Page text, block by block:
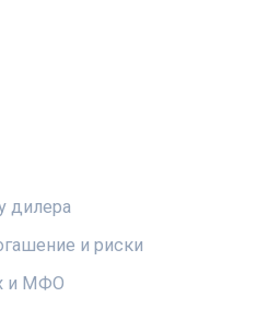
дилера
и риски
и МФО